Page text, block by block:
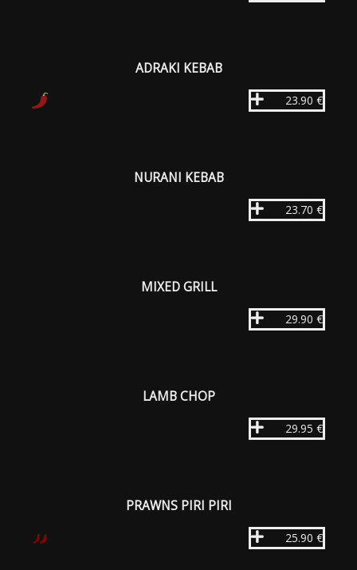
ADRAKI KEBAB
23.90 €
NURANI KEBAB
23.70 €
MIXED GRILL
29.90 €
LAMB CHOP
29.95 €
PRAWNS PIRI PIRI
25.90 €